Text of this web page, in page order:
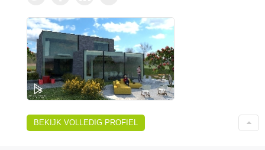
BEKIJK VOLLEDIG PROFIEL